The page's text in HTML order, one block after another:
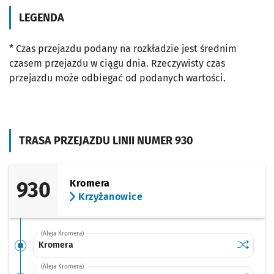
TRASA PRZEJAZDU LINII NUMER 930
930
Kromera
Krzyżanowice
(Aleja Kromera)
Kromera Sprawdź
Kromera
(Aleja Kromera)
LEGENDA
* Czas przejazdu podany na rozkładzie jest średnim
czasem przejazdu w ciągu dnia. Rzeczywisty czas
przejazdu może odbiegać od podanych wartości.